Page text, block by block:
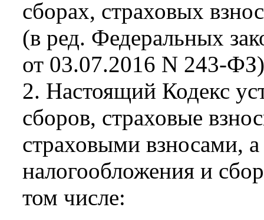
сборах, страховых
(в ред. Федеральных
от 03.07.2016 N 243-ФЗ)
2. Настоящий Кодекс
сборов, страховые
страховыми взносами,
налогообложения и
том числе: